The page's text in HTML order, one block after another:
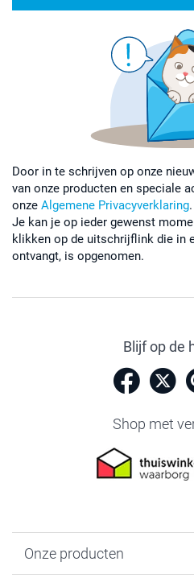
Door in te schrijven op onze
van onze producten en speciale
onze Algemene Privacyverklaring.
Je kan je op ieder gewenst
klikken op de uitschrijflink die in
ontvangt, is opgenomen.
Blijf op de
Shop met
Onze producten